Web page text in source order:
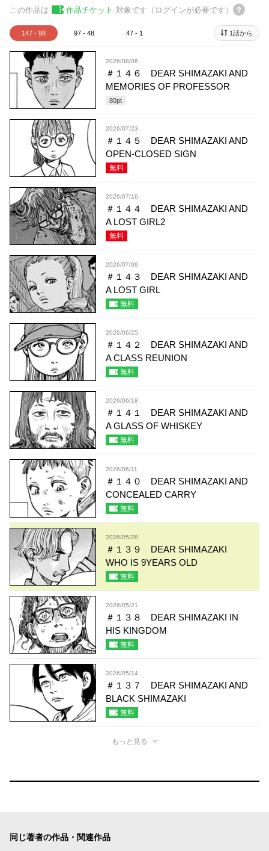
この作品は 作品チケット 対象です（ログインが必要です）
147 - 98 97 - 48 47 - 1 1話から
2026/08/06
＃１４６ DEAR SHIMAZAKI AND
MEMORIES OF PROFESSOR
80pt
2026/07/23
＃１４５ DEAR SHIMAZAKI AND
OPEN-CLOSED SIGN
無料
2026/07/16
＃１４４ DEAR SHIMAZAKI AND
A LOST GIRL2
無料
2026/07/09
＃１４３ DEAR SHIMAZAKI AND
A LOST GIRL
無料
2026/06/25
＃１４２ DEAR SHIMAZAKI AND
A CLASS REUNION
無料
2026/06/18
＃１４１ DEAR SHIMAZAKI AND
A GLASS OF WHISKEY
無料
2026/06/11
＃１４０ DEAR SHIMAZAKI AND
CONCEALED CARRY
無料
2026/05/28
＃１３９ DEAR SHIMAZAKI
WHO IS 9YEARS OLD
無料
2026/05/21
＃１３８ DEAR SHIMAZAKI IN
HIS KINGDOM
無料
2026/05/14
＃１３７ DEAR SHIMAZAKI AND
BLACK SHIMAZAKI
無料
もっと見る
同じ著者の作品・関連作品